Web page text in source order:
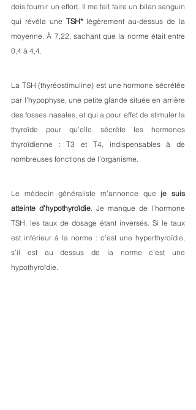
dois fournir un effort. Il me fait faire un bilan sanguin
qui révéla une TSH* légèrement au-dessus de la
moyenne. À 7,22, sachant que la norme était entre
0,4 à 4,4.
La TSH (thyréostimuline) est une hormone sécrétée
par l'hypophyse, une petite glande située en arrière
des fosses nasales, et qui a pour effet de stimuler la
thyroïde pour qu'elle sécrète les hormones
thyroïdienne : T3 et T4, indispensables à de
nombreuses fonctions de l'organisme.
Le médecin généraliste m’annonce que je suis
atteinte d’hypothyroïdie. Je manque de l’hormone
TSH, les taux de dosage étant inversés. Si le taux
est inférieur à la norme : c’est une hyperthyroïdie,
s’il est au dessus de la norme c’est une
hypothyroïdie.